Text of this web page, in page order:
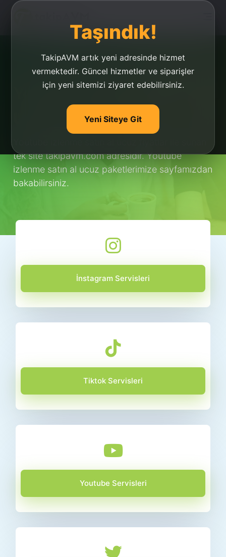
Taşındık!
TakipAVM artık yeni adresinde hizmet
vermektedir. Güncel hizmetler ve siparişler
için yeni sitemizi ziyaret edebilirsiniz.
Yeni Siteye Git
Youtube İzlenme Satın Al
tek site takipavm.com adresidir. Youtube
izlenme satın al ucuz paketlerimize sayfamızdan
bakabilirsiniz.
İnstagram Servisleri
Tiktok Servisleri
Youtube Servisleri